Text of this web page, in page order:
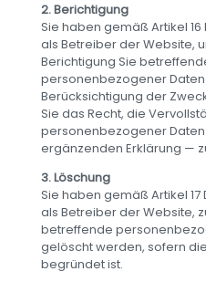
2. Berichtigung
Sie haben gemäß Artikel 16
als Betreiber der Website,
Berichtigung Sie
personenbezogener
Berücksichtigung der
Sie das Recht, die
personenbezogener
ergänzenden Erklärung —
3. Löschung
Sie haben gemäß Artikel 17
als Betreiber der Website,
betreffende
gelöscht werden, sofern
begründet ist.